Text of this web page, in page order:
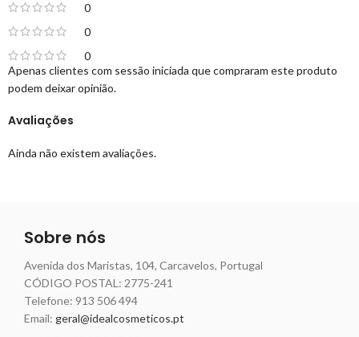
0
0
0
Avaliações
Ainda não existem avaliações.
Apenas clientes com sessão iniciada que compraram este produto
podem deixar opinião.
Sobre nós
Avenida dos Maristas, 104, Carcavelos, Portugal
CÓDIGO POSTAL: 2775-241
Telefone: 913 506 494
Email: geral@idealcosmeticos.pt